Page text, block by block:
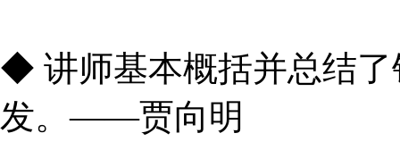
◆ 讲师基本概括并总结
发。——贾向明